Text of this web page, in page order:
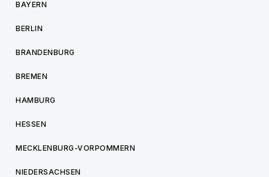
BAYERN
BERLIN
BRANDENBURG
BREMEN
HAMBURG
HESSEN
MECKLENBURG-VORPOMMERN
NIEDERSACHSEN